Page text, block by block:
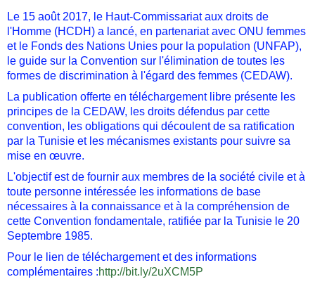
Le 15 août 2017, le Haut-Commissariat aux droits de
l'Homme (HCDH) a lancé, en partenariat avec ONU femmes
et le Fonds des Nations Unies pour la population (UNFAP),
le guide sur la Convention sur l'élimination de toutes les
formes de discrimination à l'égard des femmes (CEDAW).
La publication offerte en téléchargement libre présente les
principes de la CEDAW, les droits défendus par cette
convention, les obligations qui découlent de sa ratification
par la Tunisie et les mécanismes existants pour suivre sa
mise en œuvre.
L'objectif est de fournir aux membres de la société civile et à
toute personne intéressée les informations de base
nécessaires à la connaissance et à la compréhension de
cette Convention fondamentale, ratifiée par la Tunisie le 20
Septembre 1985.
Pour le lien de téléchargement et des informations
complémentaires :http://bit.ly/2uXCM5P